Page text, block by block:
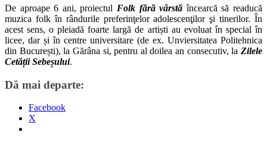
De aproape 6 ani, proiectul Folk fără vârstă încearcă să readucă
muzica folk în rândurile preferinţelor adolescenţilor şi tinerilor. În
acest sens, o pleiadă foarte largă de artiști au evoluat în special în
licee, dar și în centre universitare (de ex. Unviersitatea Politehnica
din București), la Gărâna si, pentru al doilea an consecutiv, la Zilele
Cetății Sebeșului.
Dă mai departe:
Facebook
X